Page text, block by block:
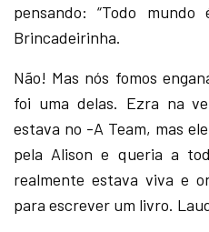
pensando: “Todo
Brincadeirinha.
Não! Mas nós fomos
foi uma delas. Ezra na
estava no -A Team, mas
pela Alison e queria a
realmente estava viva e
para escrever um livro.